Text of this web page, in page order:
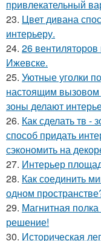
привлекательный
23. Цвет дивана
интерьеру.
24. 26
Ижевске.
25. Уютные уголки
настоящим вызовом
зоны делают
26. Как сделать тв -
способ придать
сэкономить на
27. Интерьер
28. Как соединить
одном
29. Магнитная
решение!
30. Историческая